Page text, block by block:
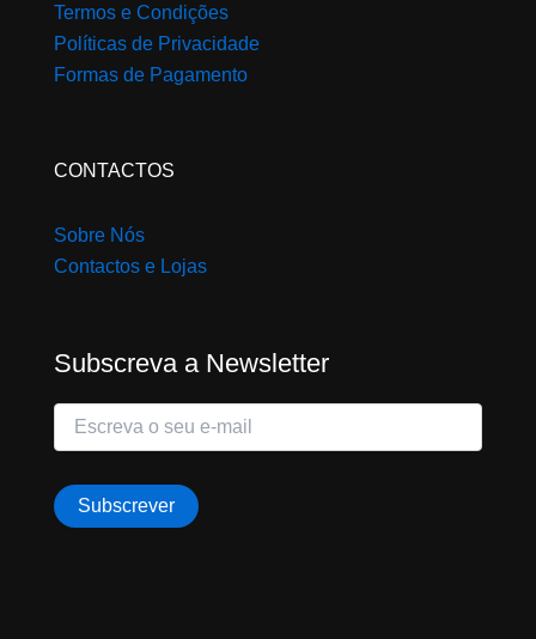
Termos e Condições
Políticas de Privacidade
Formas de Pagamento
CONTACTOS
Sobre Nós
Contactos e Lojas
Subscreva a Newsletter